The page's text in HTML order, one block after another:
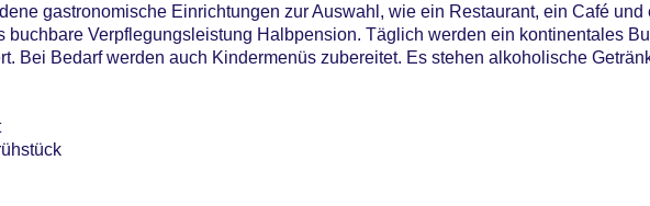
Stockwerke: 5
Zimmer: 247
Indoor Pool, Outdoor Pool, Sonnenschirme am Pool, Liegen am Pool
Express, Diners Club, Mastercard, Visa
5 Sterne
gastronomische Einrichtungen zur Auswahl, wie ein Restaurant, ein Café und
buchbare Verpflegungsleistung Halbpension. Täglich werden ein kontinentales
Bei Bedarf werden auch Kindermenüs zubereitet. Es stehen alkoholische